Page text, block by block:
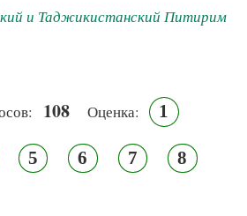
и Таджикистанский Питирим
108 Оценка: 1
5 6 7 8